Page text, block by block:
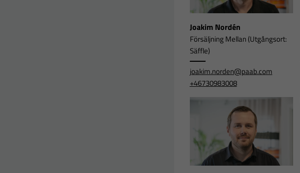
Joakim Nordén
Försäljning Mellan (Utgångsort:
Säffle)
joakim.norden@paab.com
+46730983008